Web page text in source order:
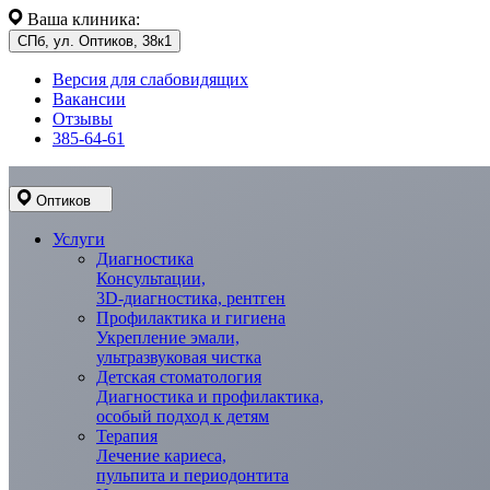
Ваша клиника:
СПб, ул. Оптиков, 38к1
Версия для слабовидящих
Вакансии
Отзывы
385-64-61
Оптиков
Услуги
Диагностика
Консультации,
3D-диагностика, рентген
Профилактика и гигиена
Укрепление эмали,
ультразвуковая чистка
Детская стоматология
Диагностика и профилактика,
особый подход к детям
Терапия
Лечение кариеса,
пульпита и периодонтита